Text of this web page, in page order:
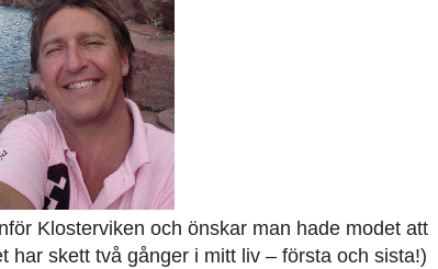
Klosterviken och önskar man hade modet att
har skett två gånger i mitt liv – första och sista!)